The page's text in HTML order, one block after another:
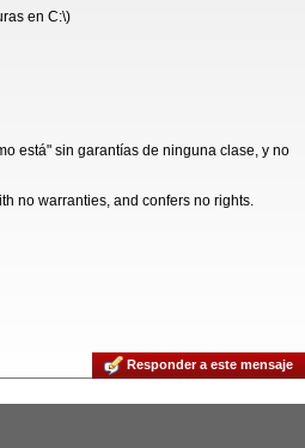
en C:\)
está" sin garantías de ninguna clase, y no
no warranties, and confers no rights.
Responder a este mensaje